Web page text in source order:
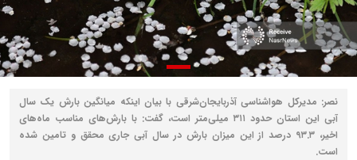
نصر: مدیرکل هواشناسی آذربایجان‌شرقی با بیان اینکه میانگین بارش یک سال
آبی این استان حدود ۳۱۱ میلی‌متر است، گفت: با بارش‌های مناسب ماه‌های
اخیر، ۹۳.۳ درصد از این میزان بارش در سال آبی جاری محقق و تامین شده
است.